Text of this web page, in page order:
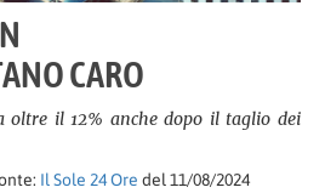
CARO
oltre il 12% anche dopo il taglio dei
Il Sole 24 Ore del 11/08/2024